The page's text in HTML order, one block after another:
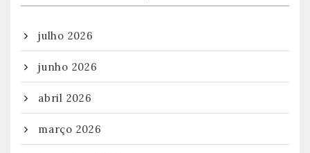
julho 2026
junho 2026
abril 2026
março 2026